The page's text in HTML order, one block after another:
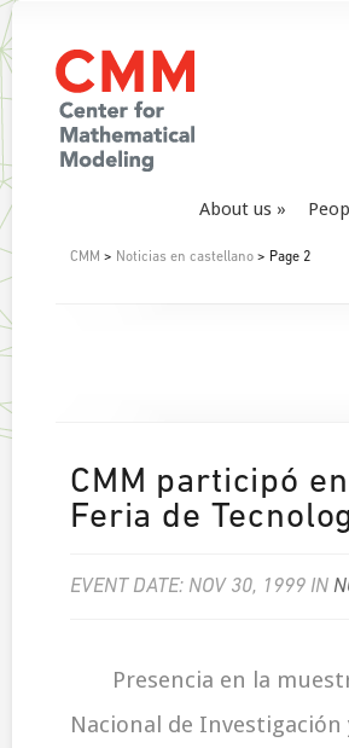
About us
CMM > Noticias en castellano > Page 2
CMM participó
Feria de
EVENT DATE: NOV 30, 1999 IN
Presencia en la
Nacional de Investigación